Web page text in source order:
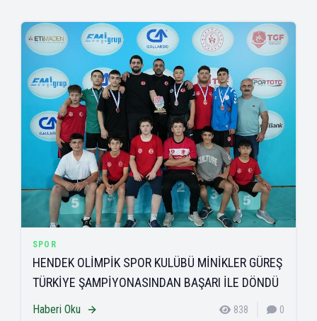
SPOR
HENDEK OLİMPİK SPOR KULÜBÜ MİNİKLER GÜREŞ
TÜRKİYE ŞAMPİYONASINDAN BAŞARI İLE DÖNDÜ
Haberi Oku 838 0